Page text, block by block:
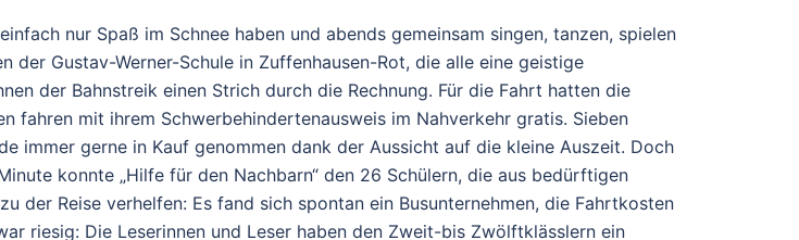
nur Spaß im Schnee haben und abends gemeinsam singen, tanzen, spielen
der Gustav-Werner-Schule in Zuffenhausen-Rot, die alle eine geistige
der Bahnstreik einen Strich durch die Rechnung. Für die Fahrt hatten die
fahren mit ihrem Schwerbehindertenausweis im Nahverkehr gratis. Sieben
immer gerne in Kauf genommen dank der Aussicht auf die kleine Auszeit. Doch
konnte „Hilfe für den Nachbarn“ den 26 Schülern, die aus bedürftigen
der Reise verhelfen: Es fand sich spontan ein Busunternehmen, die Fahrtkosten
riesig: Die Leserinnen und Leser haben den Zweit-bis Zwölftklässlern ein